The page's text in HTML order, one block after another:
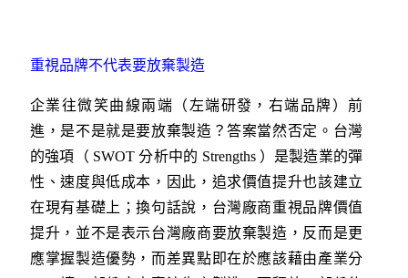
重視品牌不代表要放棄製造
企業往微笑曲線兩端（左端研發，右端品牌）前
進，是不是就是要放棄製造？答案當然否定。台灣
的強項（ SWOT 分析中的 Strengths ）是製造業的彈
性、速度與低成本，因此，追求價值提升也該建立
在現有基礎上；換句話說，台灣廠商重視品牌價值
提升，並不是表示台灣廠商要放棄製造，反而是更
應掌握製造優勢，而差異點即在於應該藉由產業分